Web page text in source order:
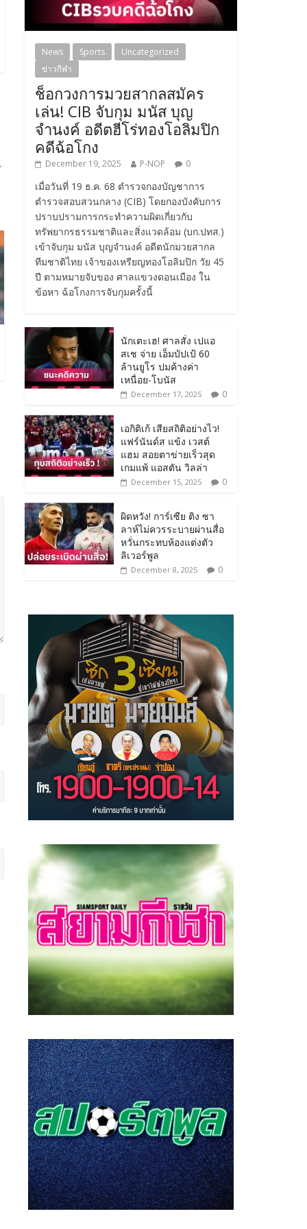
News Sports
Uncategorized
ข่าวกีฬา
ช็อกวงการมวยสากลสมัคร
เล่น! CIB จับกุม มนัส บุญ
จำนงค์ อดีตฮีโร่ทองโอลิมปิก
คดีฉ้อโกง
December 19, 2025 P-NOP 0
เมื่อวันที่ 19 ธ.ค. 68 ตำรวจกองบัญชาการ
ตำรวจสอบสวนกลาง (CIB) โดยกองบังคับการ
ปราบปรามการกระทำความผิดเกี่ยวกับ
ทรัพยากรธรรมชาติและสิ่งแวดล้อม (บก.ปทส.)
เข้าจับกุม มนัส บุญจำนงค์ อดีตนักมวยสากล
ทีมชาติไทย เจ้าของเหรียญทองโอลิมปิก วัย 45
ปี ตามหมายจับของ ศาลแขวงดอนเมือง ใน
ข้อหา ฉ้อโกงการจับกุมครั้งนี้
นักเตะเฮ! ศาลสั่ง เปแอ
สเช จ่าย เอ็มบัปเป้ 60
ล้านยูโร ปมค้างค่า
เหนื่อย-โบนัส
December 17, 2025 0
เอกิติเก้ เสียสถิติอย่างไว!
แฟร์นันด์ส แข้ง เวสต์
แฮม สอยตาข่ายเร็วสุด
เกมแพ้ แอสตัน วิลล่า
December 15, 2025 0
ผิดหวัง! การ์เซีย ติง ซา
ลาห์ไม่ควรระบายผ่านสื่อ
หวั่นกระทบห้องแต่งตัว
ลิเวอร์พูล
December 8, 2025 0